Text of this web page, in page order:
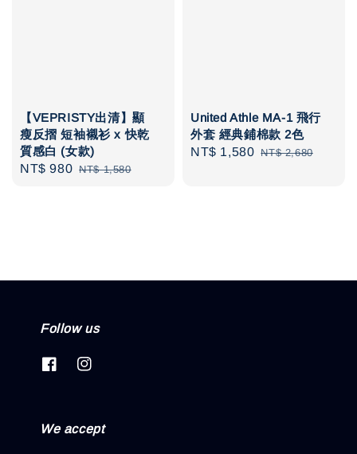
【VEPRISTY出清】顯
瘦反摺 短袖襯衫 x 快乾
質感白 (女款)
Sale
NT$ 980 Regular
NT$ 1,580
United Athle MA-1 飛行
外套 經典鋪棉款 2色
Sale
NT$ 1,580 Regular
NT$ 2,680
Follow us
We accept